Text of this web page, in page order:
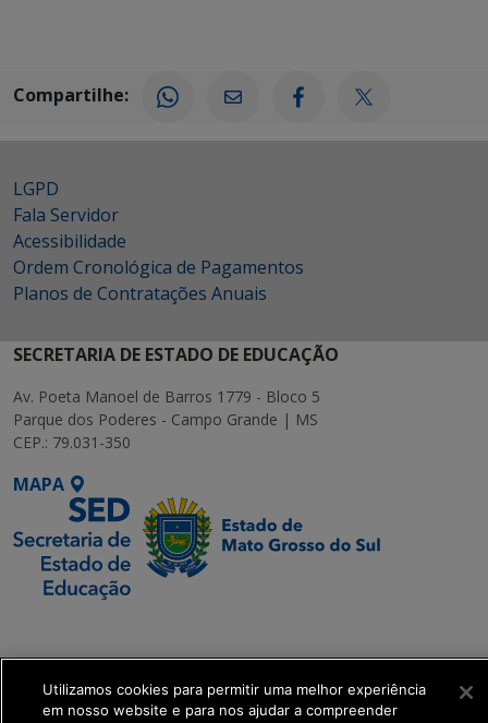
Compartilhe:
LGPD
Fala Servidor
Acessibilidade
Ordem Cronológica de Pagamentos
Planos de Contratações Anuais
SECRETARIA DE ESTADO DE EDUCAÇÃO
Av. Poeta Manoel de Barros 1779 - Bloco 5
Parque dos Poderes - Campo Grande | MS
CEP.: 79.031-350
MAPA
Executiva de
Transformação Digital
Utilizamos cookies para permitir uma melhor experiência
em nosso website e para nos ajudar a compreender